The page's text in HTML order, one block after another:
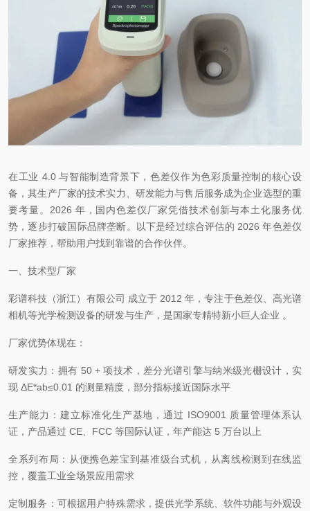
在工业 4.0 与智能制造背景下，色差仪作为色彩质量控制的核心设
备，其生产厂家的技术实力、研发能力与售后服务成为企业选型的重
要考量。2026 年，国内色差仪厂家凭借技术创新与本土化服务优
势，逐步打破国际品牌垄断。以下是经过综合评估的 2026 年色差仪
厂家推荐，帮助用户找到靠谱的合作伙伴。
一、技术型厂家
彩谱科技（浙江）有限公司 成立于 2012 年，专注于色差仪、高光谱
相机等光学检测设备的研发与生产，是国家专精特新小巨人企业 。
厂家优势体现在：
研发实力：拥有 50 + 项技术，差分光谱引擎与纳米级光栅设计，实
现 ΔE*ab≤0.01 的测量精度，部分指标接近国际水平
生产能力：建立标准化生产基地，通过 ISO9001 质量管理体系认
证，产品通过 CE、FCC 等国际认证，年产能达 5 万台以上
全系列布局：从便携色差宝到基准级台式机，从离线检测到在线监
控，覆盖工业全场景应用需求
定制服务：可根据用户特殊需求，提供光学系统、软件功能与外观设